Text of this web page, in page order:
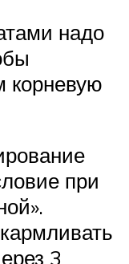
надо
корневую
при
3